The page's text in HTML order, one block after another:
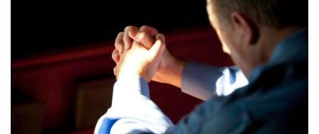
Афіша
ІНШЕ
Прес-релізи